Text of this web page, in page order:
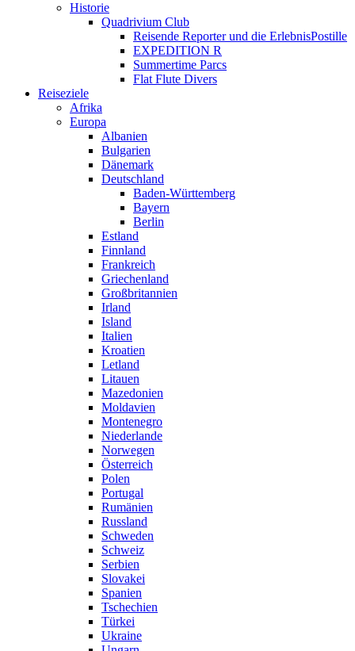
Historie
Quadrivium Club
Reisende Reporter und die ErlebnisPostille
EXPEDITION R
Summertime Parcs
Flat Flute Divers
Reiseziele
Afrika
Europa
Albanien
Bulgarien
Dänemark
Deutschland
Baden-Württemberg
Bayern
Berlin
Estland
Finnland
Frankreich
Griechenland
Großbritannien
Irland
Island
Italien
Kroatien
Letland
Litauen
Mazedonien
Moldavien
Montenegro
Niederlande
Norwegen
Österreich
Polen
Portugal
Rumänien
Russland
Schweden
Schweiz
Serbien
Slovakei
Spanien
Tschechien
Türkei
Ukraine